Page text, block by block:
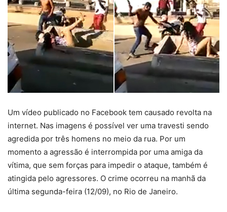
Um vídeo publicado no Facebook tem causado revolta na
internet. Nas imagens é possível ver uma travesti sendo
agredida por três homens no meio da rua. Por um
momento a agressão é interrompida por uma amiga da
vítima, que sem forças para impedir o ataque, também é
atingida pelo agressores. O crime ocorreu na manhã da
última segunda-feira (12/09), no Rio de Janeiro.